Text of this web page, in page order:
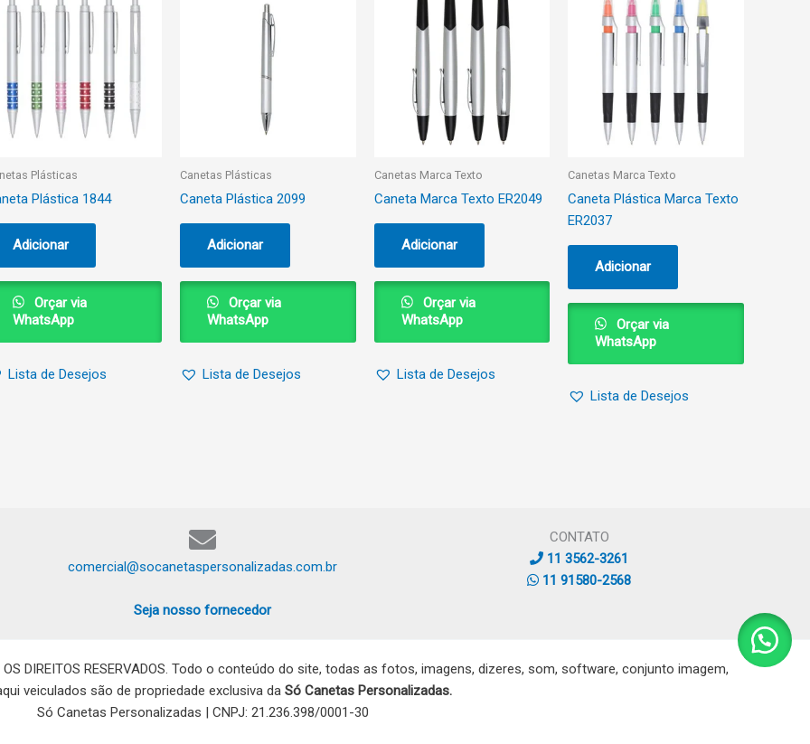
Plásticas
Plástica 1844
Adicionar
Orçar via
WhatsApp
Lista de Desejos
Canetas Plásticas
Caneta Plástica 2099
Adicionar
Orçar via
WhatsApp
Lista de Desejos
Canetas Marca Texto
Caneta Marca Texto ER2049
Adicionar
Orçar via
WhatsApp
Lista de Desejos
Canetas Marca Texto
Caneta Plástica Marca Texto
ER2037
Adicionar
Orçar via
WhatsApp
Lista de Desejos
comercial@socanetaspersonalizadas.com.br
Seja nosso fornecedor
CONTATO
11 3562-3261
11 91580-2568
OS DIREITOS RESERVADOS. Todo o conteúdo do site, todas as fotos, imagens, dizeres, som, software, conjunto imagem,
veiculados são de propriedade exclusiva da Só Canetas Personalizadas.
Só Canetas Personalizadas | CNPJ: 21.236.398/0001-30